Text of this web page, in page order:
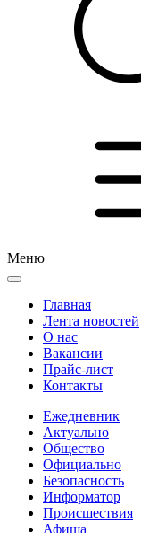
Меню
Главная
Лента новостей
О нас
Вакансии
Прайс-лист
Контакты
Ежедневник
Актуально
Общество
Официально
Безопасность
Информатор
Происшествия
Афиша